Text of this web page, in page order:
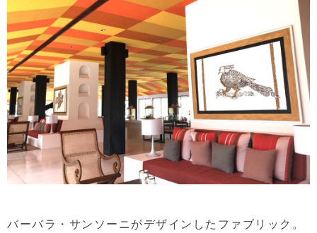
バーバラ・サンソーニがデザインしたファブリック。